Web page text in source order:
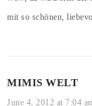
mit so schönen,
MIMIS WELT
June 4, 2012 at 7:04